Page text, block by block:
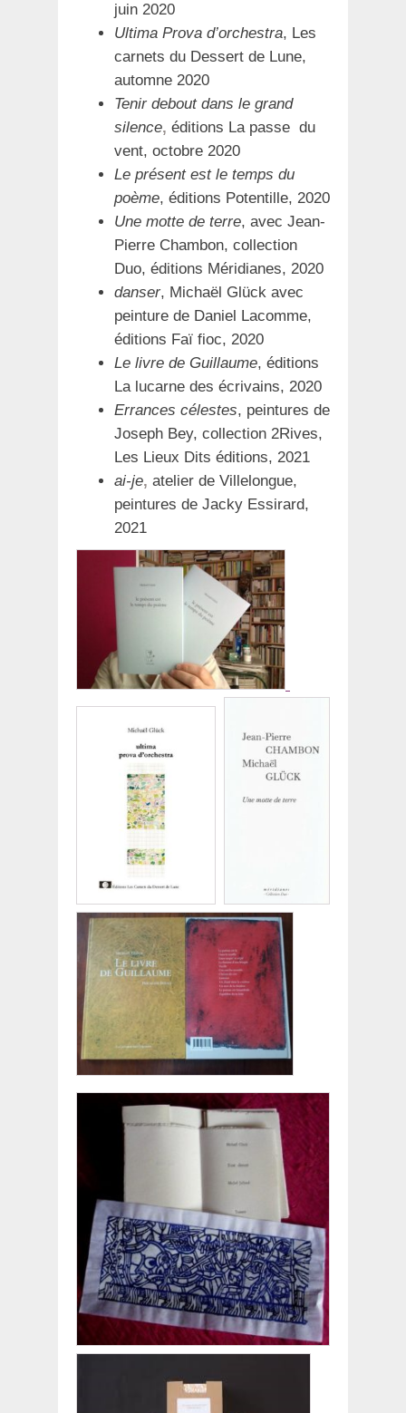
juin 2020
Ultima Prova d’orchestra, Les
carnets du Dessert de Lune,
automne 2020
Tenir debout dans le grand
silence, éditions La passe du
vent, octobre 2020
Le présent est le temps du
poème, éditions Potentille, 2020
Une motte de terre, avec Jean-
Pierre Chambon, collection
Duo, éditions Méridianes, 2020
danser, Michaël Glück avec
peinture de Daniel Lacomme,
éditions Faï fioc, 2020
Le livre de Guillaume, éditions
La lucarne des écrivains, 2020
Errances célestes, peintures de
Joseph Bey, collection 2Rives,
Les Lieux Dits éditions, 2021
ai-je, atelier de Villelongue,
peintures de Jacky Essirard,
2021